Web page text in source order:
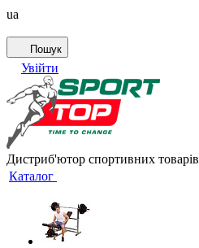
ua
Пошук
Увійти
Дистриб'ютор спортивних товарів
Каталог